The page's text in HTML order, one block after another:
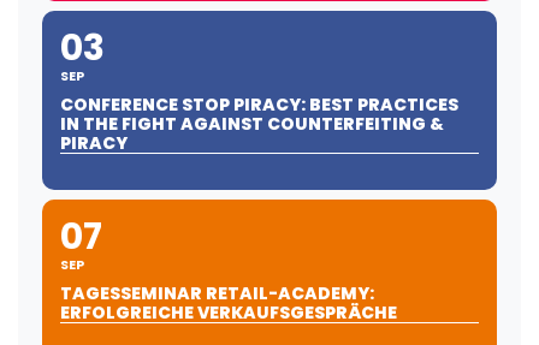
03
SEP
CONFERENCE STOP PIRACY: BEST PRACTICES
IN THE FIGHT AGAINST COUNTERFEITING &
PIRACY
07
SEP
TAGESSEMINAR RETAIL-ACADEMY:
ERFOLGREICHE VERKAUFSGESPRÄCHE